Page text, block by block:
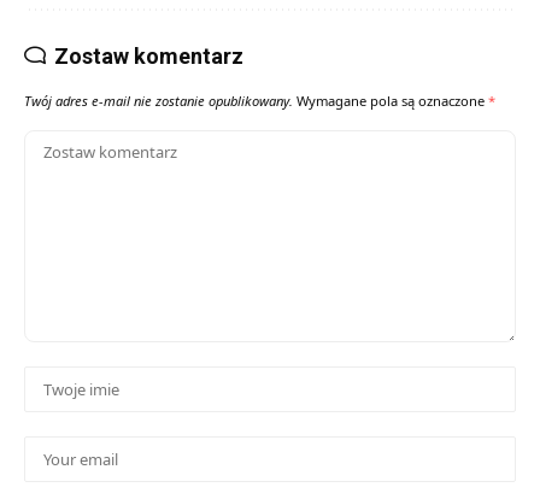
Zostaw komentarz
Twój adres e-mail nie zostanie opublikowany. Wymagane pola są oznaczone *